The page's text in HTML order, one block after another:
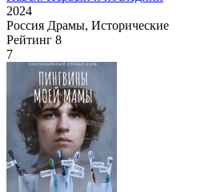
2024
Россия Драмы, Исторические
Рейтинг 8
7